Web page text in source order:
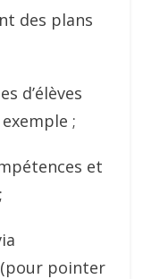
des plans
d’élèves
;
et
pointer